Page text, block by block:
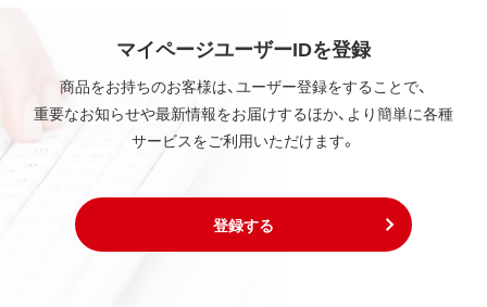
マイページユーザーIDを登録
商品をお持ちのお客様は、ユーザー登録をすることで、
重要なお知らせや最新情報をお届けするほか、より簡単に各種
サービスをご利用いただけます。
登録する